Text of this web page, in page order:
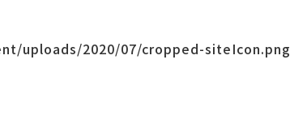
uploads/2020/07/cropped-siteIcon.png